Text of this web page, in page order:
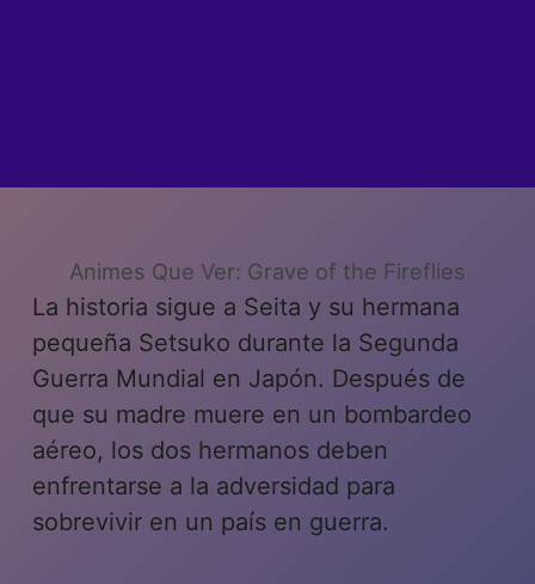
Animes Que Ver: Grave of the Fireflies
La historia sigue a Seita y su hermana
pequeña Setsuko durante la Segunda
Guerra Mundial en Japón. Después de
que su madre muere en un bombardeo
aéreo, los dos hermanos deben
enfrentarse a la adversidad para
sobrevivir en un país en guerra.